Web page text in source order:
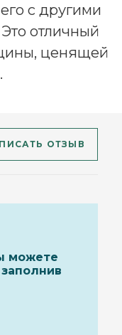
с другими
отличный
ценящей
ОТЗЫВ
можете